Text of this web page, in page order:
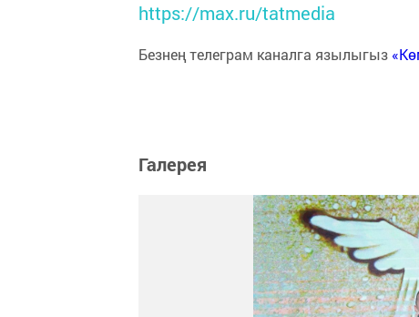
https://max.ru/tatmedia
Безнең телеграм каналга язылыгыз
Галерея